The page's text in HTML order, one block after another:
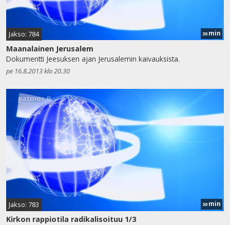
Jakso: 784 30 min
Maanalainen Jerusalem
Dokumentti Jeesuksen ajan Jerusalemin kaivauksista.
pe 16.8.2013 klo 20.30
Jakso: 783 30 min
Kirkon rappiotila radikalisoituu 1/3